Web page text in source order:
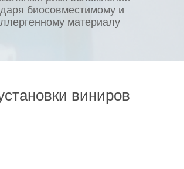
биосовместимому и
материалу
виниров